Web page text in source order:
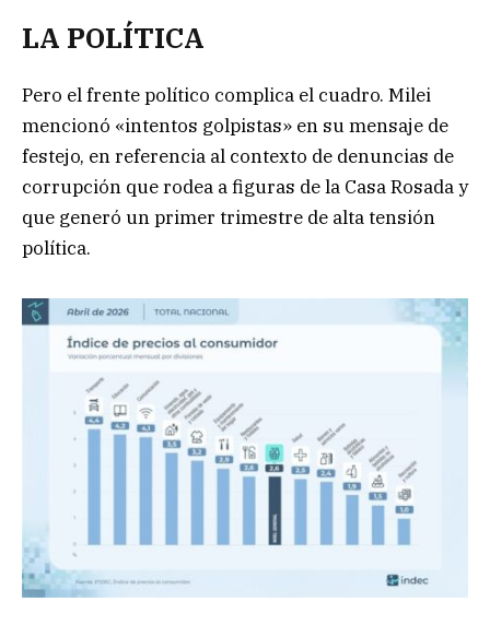
LA POLÍTICA
Pero el frente político complica el cuadro. Milei
mencionó «intentos golpistas» en su mensaje de
festejo, en referencia al contexto de denuncias de
corrupción que rodea a figuras de la Casa Rosada y
que generó un primer trimestre de alta tensión
política.